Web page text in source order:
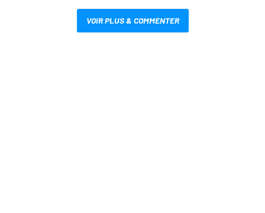
VOIR PLUS & COMMENTER